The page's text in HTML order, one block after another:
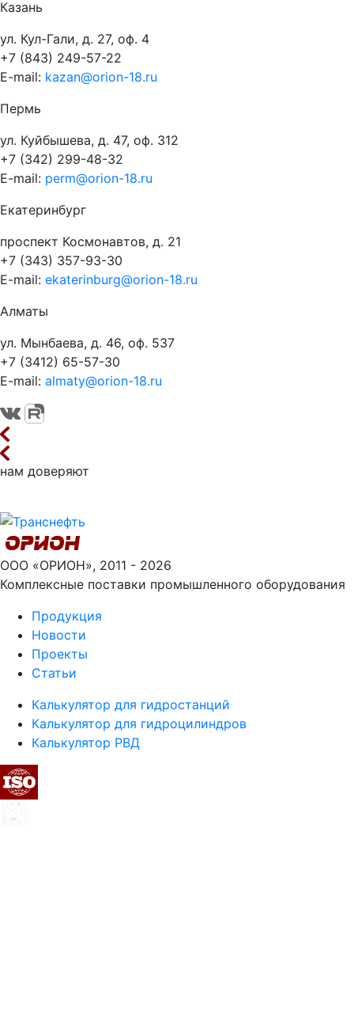
Казань
ул. Кул-Гали, д. 27, оф. 4
+7 (843) 249-57-22
E-mail: kazan@orion-18.ru
Пермь
ул. Куйбышева, д. 47, оф. 312
+7 (342) 299-48-32
E-mail: perm@orion-18.ru
Екатеринбург
проспект Космонавтов, д. 21
+7 (343) 357-93-30
E-mail: ekaterinburg@orion-18.ru
Алматы
ул. Мынбаева, д. 46, оф. 537
+7 (3412) 65-57-30
E-mail: almaty@orion-18.ru
нам доверяют
ООО «ОРИОН», 2011 - 2026
Комплексные поставки промышленного оборудования
Продукция
Новости
Проекты
Статьи
Калькулятор для гидростанций
Калькулятор для гидроцилиндров
Калькулятор РВД